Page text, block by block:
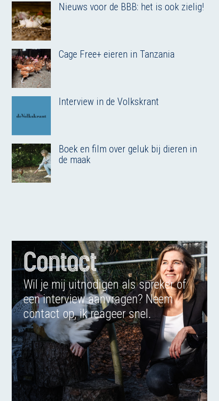
Nieuws voor de BBB: het is ook zielig!
Cage Free+ eieren in Tanzania
Interview in de Volkskrant
Boek en film over geluk bij dieren in
de maak
Contact
Wil je mij uitnodigen als spreker of
een interview aanvragen? Neem
contact op, ik reageer snel.